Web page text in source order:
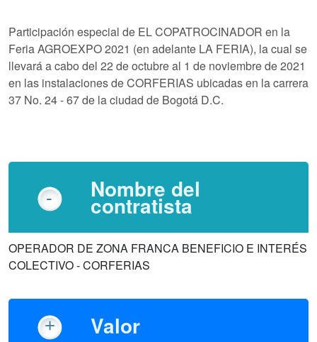
Participación especial de EL COPATROCINADOR en la
Feria AGROEXPO 2021 (en adelante LA FERIA), la cual se
llevará a cabo del 22 de octubre al 1 de noviembre de 2021
en las instalaciones de CORFERIAS ubicadas en la carrera
37 No. 24 - 67 de la ciudad de Bogotá D.C.
Nombre del
contratista
OPERADOR DE ZONA FRANCA BENEFICIO E INTERÉS
COLECTIVO - CORFERIAS
Valor